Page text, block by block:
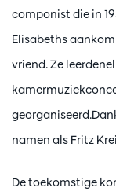
componist die in
Elisabeths
vriend. Ze
namen als Fritz
De toekomstige